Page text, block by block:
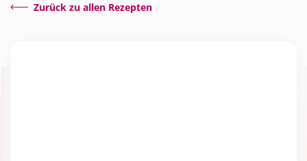
Zurück zu allen Rezepten